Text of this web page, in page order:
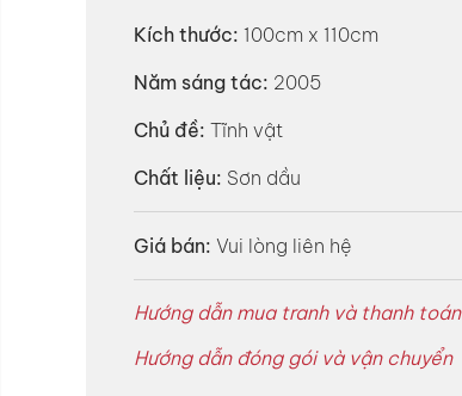
Kích thước: 100cm x 110cm
Năm sáng tác: 2005
Chủ đề: Tĩnh vật
Chất liệu: Sơn dầu
Giá bán: Vui lòng liên hệ
Hướng dẫn mua tranh và thanh toán
Hướng dẫn đóng gói và vận chuyển